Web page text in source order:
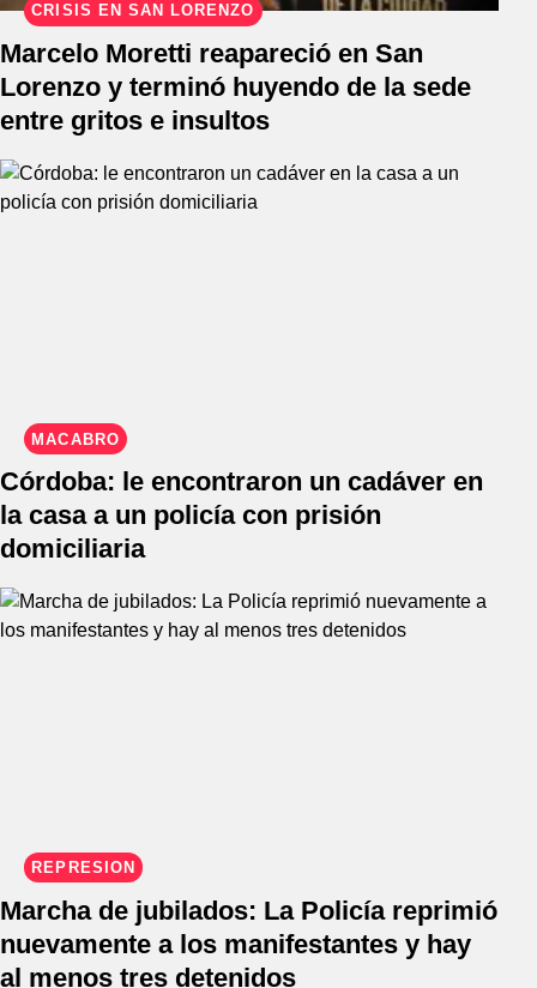
CRISIS EN SAN LORENZO
Marcelo Moretti reapareció en San
Lorenzo y terminó huyendo de la sede
entre gritos e insultos
MACABRO
Córdoba: le encontraron un cadáver en
la casa a un policía con prisión
domiciliaria
REPRESIÓN
Marcha de jubilados: La Policía reprimió
nuevamente a los manifestantes y hay
al menos tres detenidos